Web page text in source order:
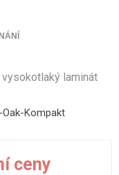
laminát
Oak-Kompakt
ceny